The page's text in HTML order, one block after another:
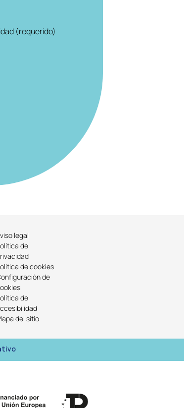
(requerido)
legal
de
de cookies
de
de
del sitio